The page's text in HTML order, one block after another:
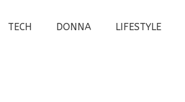
TECH DONNA LIFESTYLE